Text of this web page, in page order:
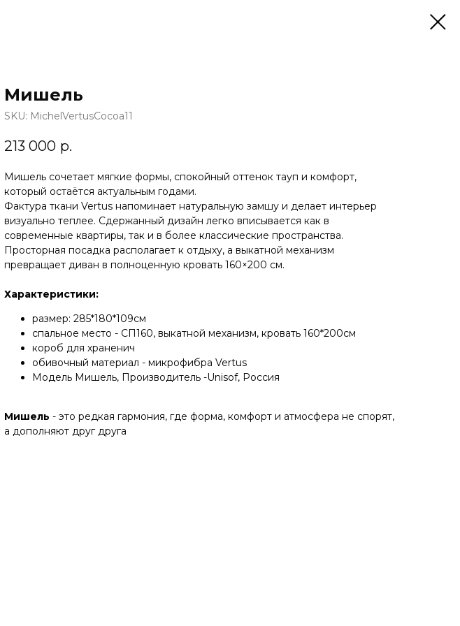
Мишель
SKU: MichelVertusCocoa11
213 000 р.
Мишель сочетает мягкие формы, спокойный оттенок тауп и комфорт,
который остаётся актуальным годами.
Фактура ткани Vertus напоминает натуральную замшу и делает интерьер
визуально теплее. Сдержанный дизайн легко вписывается как в
современные квартиры, так и в более классические пространства.
Просторная посадка располагает к отдыху, а выкатной механизм
превращает диван в полноценную кровать 160×200 см.
Характеристики:
размер: 285*180*109см
спальное место - СП160, выкатной механизм, кровать 160*200см
короб для храненич
обивочный материал - микрофибра Vertus
Модель Мишель, Производитель -Unisof, Россия
Мишель - это редкая гармония, где форма, комфорт и атмосфера не спорят,
а дополняют друг друга